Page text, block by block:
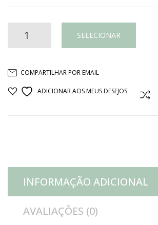
VERDE
SELECIONAR
COMPARTILHAR POR EMAIL
ADICIONAR AOS MEUS DESEJOS
INFORMAÇÃO ADICIONAL
AVALIAÇÕES (0)